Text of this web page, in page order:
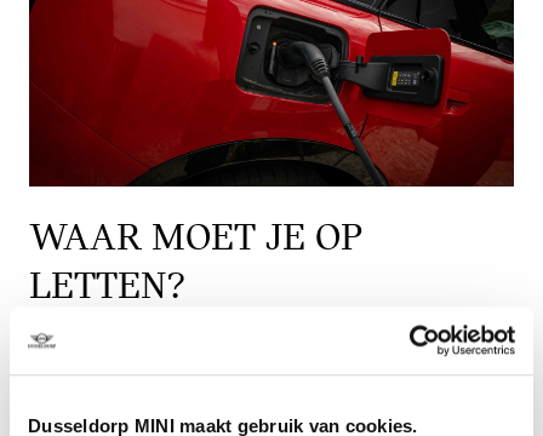
Dusseldorp MINI maakt gebruik van cookies.
WAAR MOET JE OP
LETTEN?
Vaker laden dan tanken. Je zult vaker moeten laden
dan tanken. Zeker als je sportief rijdt of lange